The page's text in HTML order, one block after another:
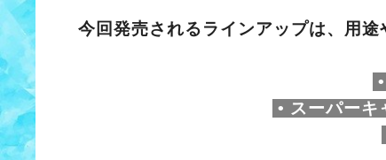
今回発売されるラインアップは、用
• スーパーキ